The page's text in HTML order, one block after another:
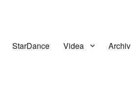
StarDance Videa Archiv